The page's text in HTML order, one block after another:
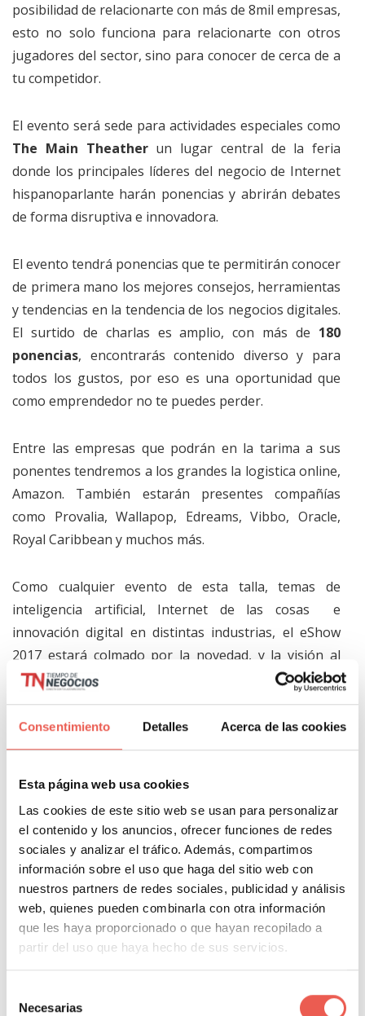
Consentimiento Detalles Acerca de las cookies
Esta página web usa cookies
Las cookies de este sitio web se usan para personalizar
el contenido y los anuncios, ofrecer funciones de redes
sociales y analizar el tráfico. Además, compartimos
información sobre el uso que haga del sitio web con
nuestros partners de redes sociales, publicidad y análisis
web, quienes pueden combinarla con otra información
que les haya proporcionado o que hayan recopilado a
partir del uso que haya hecho de sus servicios.
Necesarias
posibilidad de relacionarte con más de 8mil empresas,
esto no solo funciona para relacionarte con otros
jugadores del sector, sino para conocer de cerca de a
tu competidor.
El evento será sede para actividades especiales como
The Main Theatherun lugar central de la feria
donde los principales líderes del negocio de Internet
hispanoparlante harán ponencias y abrirán debates
de forma disruptiva e innovadora.
El evento tendrá ponencias que te permitirán conocer
de primera mano los mejores consejos, herramientas
y tendencias en la tendencia de los negocios digitales.
El surtido de charlas es amplio, con más de 180
ponencias, encontrarás contenido diverso y para
todos los gustos, por eso es una oportunidad que
como emprendedor no te puedes perder.
Entre las empresas que podrán en la tarima a sus
ponentes tendremos a los grandes la logistica online,
Amazon. También estarán presentes compañías
como Provalia, Wallapop, Edreams, Vibbo, Oracle,
Royal Caribbean y muchos más.
Como cualquier evento de esta talla, temas de
inteligencia artificial, Internet de las cosas e
innovación digital en distintas industrias, el eShow
2017 estará colmado por la novedad, y la visión al
futuro.
Para conocer toda la agenda del show, sus ponentes
y toda la información para adquirir entradas puedes
conectado a las redes sociales de
Negocios que estará cubriendo en vivo el evento.
Etiquetas:EShow,EShow Barcelona
About Author